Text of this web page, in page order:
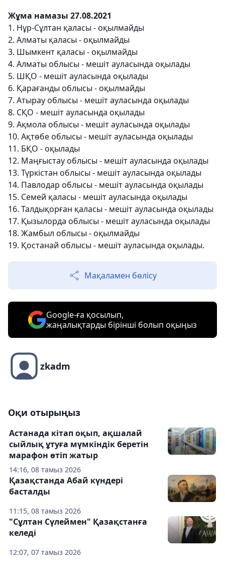
Жұма намазы 27.08.2021
1. Нұр-Сұлтан қаласы - оқылмайды
2. Алматы қаласы - оқылмайды
3. Шымкент қаласы - оқылмайды
4. Алматы облысы - мешіт ауласында оқылады
5. ШҚО - мешіт ауласында оқылады
6. Қарағанды облысы - оқылмайды
7. Атырау облысы - мешіт ауласында оқылады
8. СҚО - мешіт ауласында оқылады
9. Ақмола облысы - мешіт ауласында оқылады
10. Ақтөбе облысы - мешіт ауласында оқылады
11. БҚО - оқылады
12. Маңғыстау облысы - мешіт ауласында оқылады
13. Түркістан облысы - мешіт ауласында оқылады
14. Павлодар облысы - мешіт ауласында оқылады
15. Семей қаласы - мешіт ауласында оқылады
16. Талдықорған қаласы - мешіт ауласында оқылады
17. Қызылорда облысы - мешіт ауласында оқылады
18. Жамбыл облысы - оқылмайды
19. Қостанай облысы - мешіт ауласында оқылады.
Мақаламен бөлісу
Google-ға қосылып,
жаңалықтарды бірінші болып оқыңыз
zkadm
Оқи отырыңыз
14:16, 08 тамыз 2026
Астанада кітап оқып, ақшалай
сыйлық ұтуға мүмкіндік беретін
марафон өтіп жатыр
11:15, 08 тамыз 2026
Қазақстанда Абай күндері
басталды
12:07, 07 тамыз 2026
"Сұлтан Сүлеймен" Қазақстанға
келеді